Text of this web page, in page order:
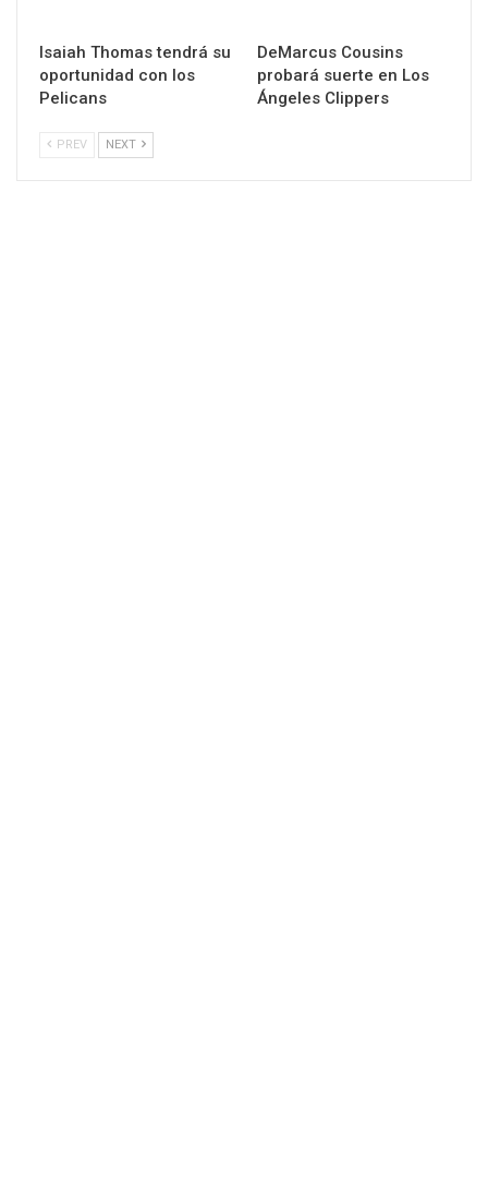
Isaiah Thomas tendrá su
oportunidad con los
Pelicans
DeMarcus Cousins
probará suerte en Los
Ángeles Clippers
PREV NEXT